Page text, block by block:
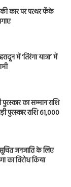
कार पर पत्थर फेंके
में ‘तिरंगा यात्रा’ में
का सम्मान राशि
राशि 61,000
जनजाति के लिए
का विरोध किया